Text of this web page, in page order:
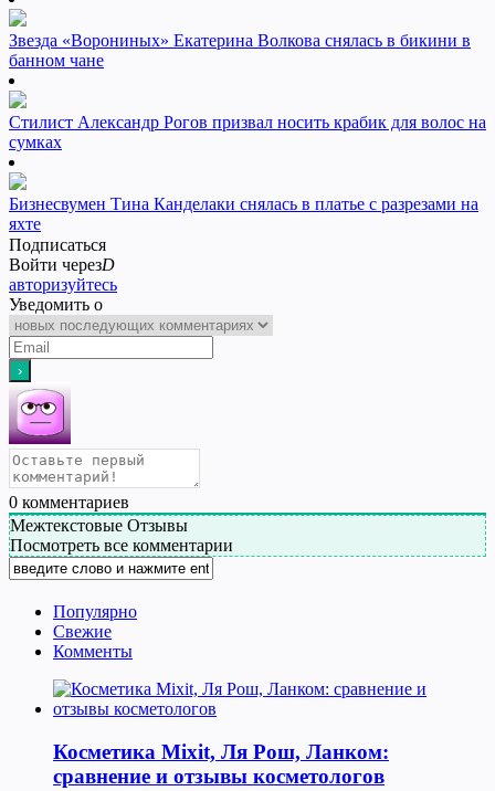
Звезда «Ворониных» Екатерина Волкова снялась в бикини в
банном чане
Стилист Александр Рогов призвал носить крабик для волос на
сумках
Бизнесвумен Тина Канделаки снялась в платье с разрезами на
яхте
Подписаться
Войти черезD
авторизуйтесь
Уведомить о
0 комментариев
Межтекстовые Отзывы
Посмотреть все комментарии
Популярно
Свежие
Комменты
Косметика Мixit, Ля Рош, Ланком:
сравнение и отзывы косметологов